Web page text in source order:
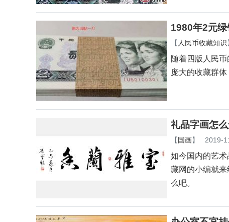
1980年2元
【 人民币收藏知识
随着四版人民
庞大的收藏群
礼品字画怎
【 国画】 2019-
如今国内的艺
藏网的小编就
么吧。